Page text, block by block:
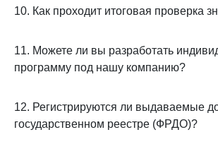
10. Как проходит итоговая проверка
11. Можете ли вы разработать
программу под нашу компанию?
12. Регистрируются ли выдаваемые
государственном реестре (ФРДО)?